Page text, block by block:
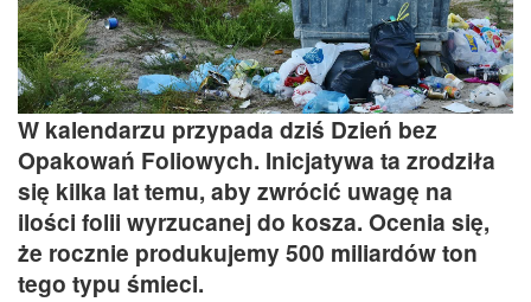
W kalendarzu przypada dziś Dzień bez
Opakowań Foliowych. Inicjatywa ta zrodziła
się kilka lat temu, aby zwrócić uwagę na
ilości folii wyrzucanej do kosza. Ocenia się,
że rocznie produkujemy 500 miliardów ton
tego typu śmieci.